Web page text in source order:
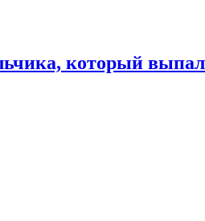
который